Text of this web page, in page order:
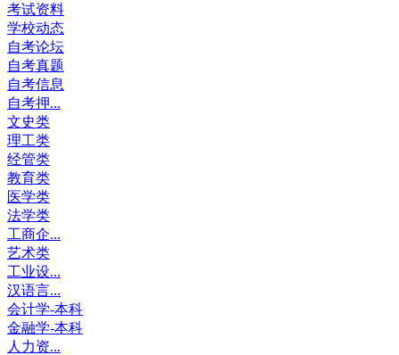
考试资料
学校动态
自考论坛
自考真题
自考信息
自考押...
文史类
理工类
经管类
教育类
医学类
法学类
工商企...
艺术类
工业设...
汉语言...
会计学-本科
金融学-本科
人力资...